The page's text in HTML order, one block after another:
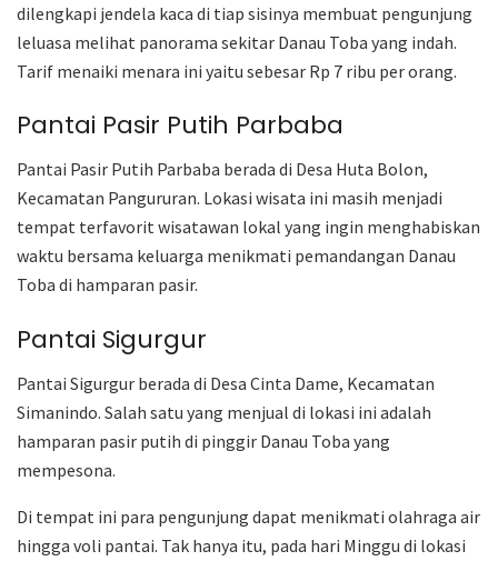
dilengkapi jendela kaca di tiap sisinya membuat pengunjung
leluasa melihat panorama sekitar Danau Toba yang indah.
Tarif menaiki menara ini yaitu sebesar Rp 7 ribu per orang.
Pantai Pasir Putih Parbaba
Pantai Pasir Putih Parbaba berada di Desa Huta Bolon,
Kecamatan Pangururan. Lokasi wisata ini masih menjadi
tempat terfavorit wisatawan lokal yang ingin menghabiskan
waktu bersama keluarga menikmati pemandangan Danau
Toba di hamparan pasir.
Pantai Sigurgur
Pantai Sigurgur berada di Desa Cinta Dame, Kecamatan
Simanindo. Salah satu yang menjual di lokasi ini adalah
hamparan pasir putih di pinggir Danau Toba yang
mempesona.
Di tempat ini para pengunjung dapat menikmati olahraga air
hingga voli pantai. Tak hanya itu, pada hari Minggu di lokasi